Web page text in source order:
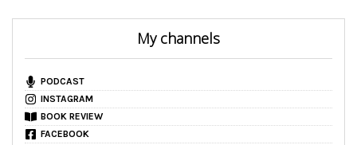
My channels
PODCAST
INSTAGRAM
BOOK REVIEW
FACEBOOK